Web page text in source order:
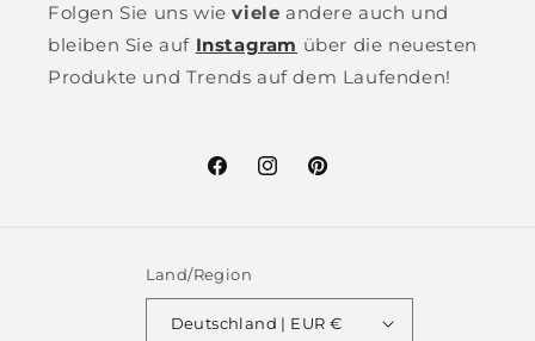
Folgen Sie uns wieviele andere auch und
bleiben Sie auf Instagram über die neuesten
Produkte und Trends auf dem Laufenden!
FacebookInstagramPinterest
Land/Region
Deutschland | EUR €